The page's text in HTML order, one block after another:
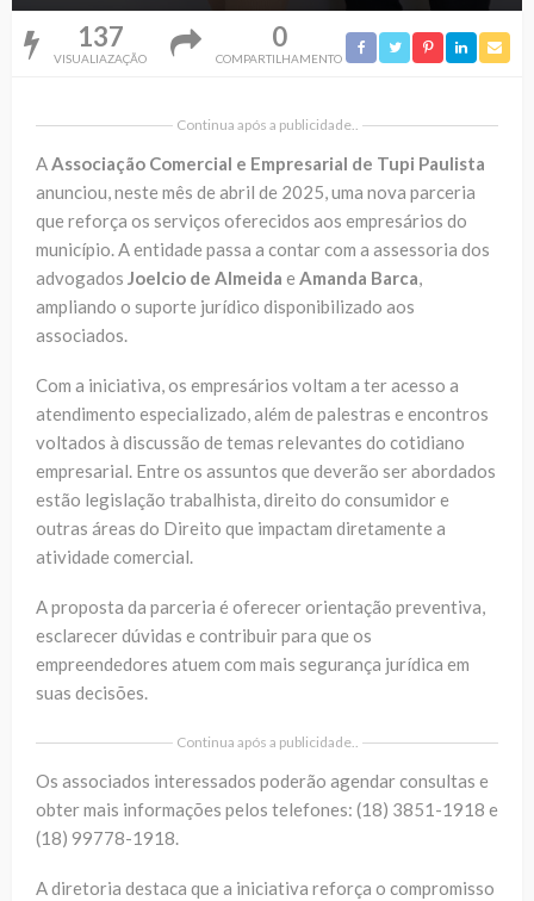
137
VISUALIAZAÇÃO
0
COMPARTILHAMENTO
Continua após a publicidade..
AAssociação Comercial e Empresarial de Tupi Paulista
anunciou, neste mês de abril de 2025, uma nova parceria
que reforça os serviços oferecidos aos empresários do
município. A entidade passa a contar com a assessoria dos
advogados Joelcio de Almeida e Amanda Barca,
ampliando o suporte jurídico disponibilizado aos
associados.
Com a iniciativa, os empresários voltam a ter acesso a
atendimento especializado, além de palestras e encontros
voltados à discussão de temas relevantes do cotidiano
empresarial. Entre os assuntos que deverão ser abordados
estão legislação trabalhista, direito do consumidor e
outras áreas do Direito que impactam diretamente a
atividade comercial.
A proposta da parceria é oferecer orientação preventiva,
esclarecer dúvidas e contribuir para que os
empreendedores atuem com mais segurança jurídica em
suas decisões.
Continua após a publicidade..
Os associados interessados poderão agendar consultas e
obter mais informações pelos telefones: (18) 3851-1918 e
(18) 99778-1918.
A diretoria destaca que a iniciativa reforça o compromisso